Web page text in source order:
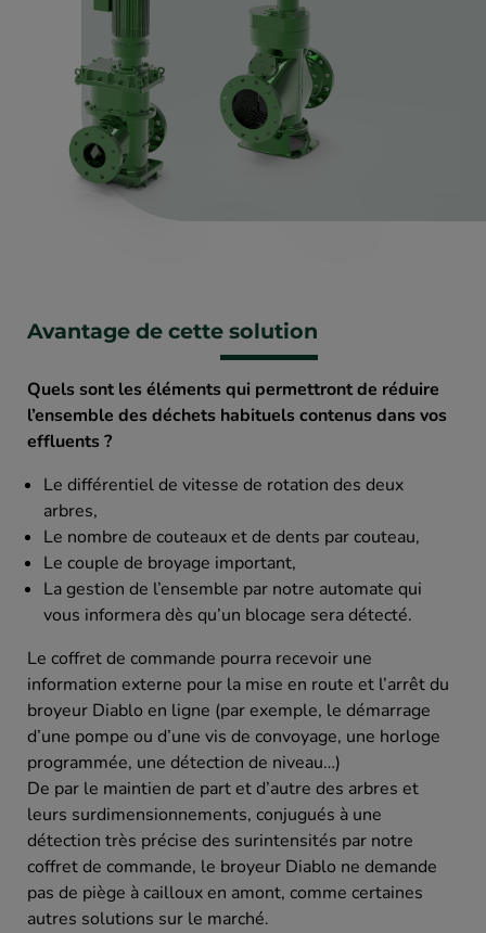
Avantage de cette solution
Quels sont les éléments qui permettront de réduire
l’ensemble des déchets habituels contenus dans vos
effluents ?
Le différentiel de vitesse de rotation des deux
arbres,
Le nombre de couteaux et de dents par couteau,
Le couple de broyage important,
La gestion de l’ensemble par notre automate qui
vous informera dès qu’un blocage sera détecté.
Le coffret de commande pourra recevoir une
information externe pour la mise en route et l’arrêt du
broyeur Diablo en ligne (par exemple, le démarrage
d’une pompe ou d’une vis de convoyage, une horloge
programmée, une détection de niveau…)
De par le maintien de part et d’autre des arbres et
leurs surdimensionnements, conjugués à une
détection très précise des surintensités par notre
coffret de commande, le broyeur Diablo ne demande
pas de piège à cailloux en amont, comme certaines
autres solutions sur le marché.